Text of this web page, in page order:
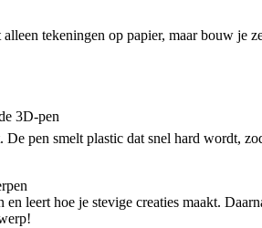
tekeningen op papier, maar bouw je
3D-pen
De pen smelt plastic dat snel hard wordt,
en leert hoe je stevige creaties maakt.